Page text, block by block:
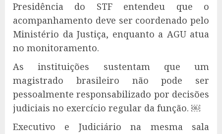
Presidência do STF entendeu que o
acompanhamento deve ser coordenado pelo
Ministério da Justiça, enquanto a AGU atua
no monitoramento.
As instituições sustentam que um
magistrado brasileiro não pode ser
pessoalmente responsabilizado por decisões
judiciais no exercício regular da função. ￼
Executivo e Judiciário na mesma sala